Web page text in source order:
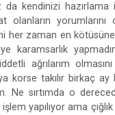
kendinizi hazırlama
olanların
her zaman en
karamsarlık
ağrılarım
korse takılır birkaç ay
Ne sırtımda o
yapılıyor ama